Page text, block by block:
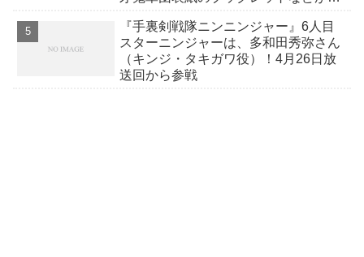
『手裏剣戦隊ニンニンジャー』6人目
スターニンジャーは、多和田秀弥さん
（キンジ・タキガワ役）！4月26日放
送回から参戦